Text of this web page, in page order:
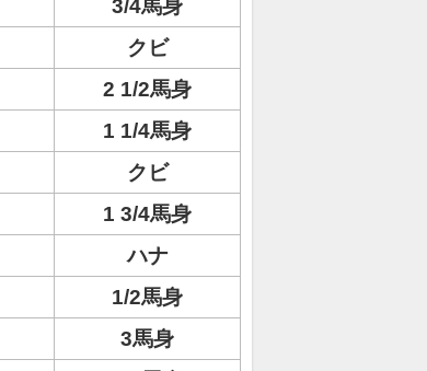
3/4馬身
クビ
2 1/2馬身
1 1/4馬身
クビ
1 3/4馬身
ハナ
1/2馬身
3馬身